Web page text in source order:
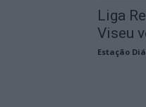
Liga
Viseu
Estação